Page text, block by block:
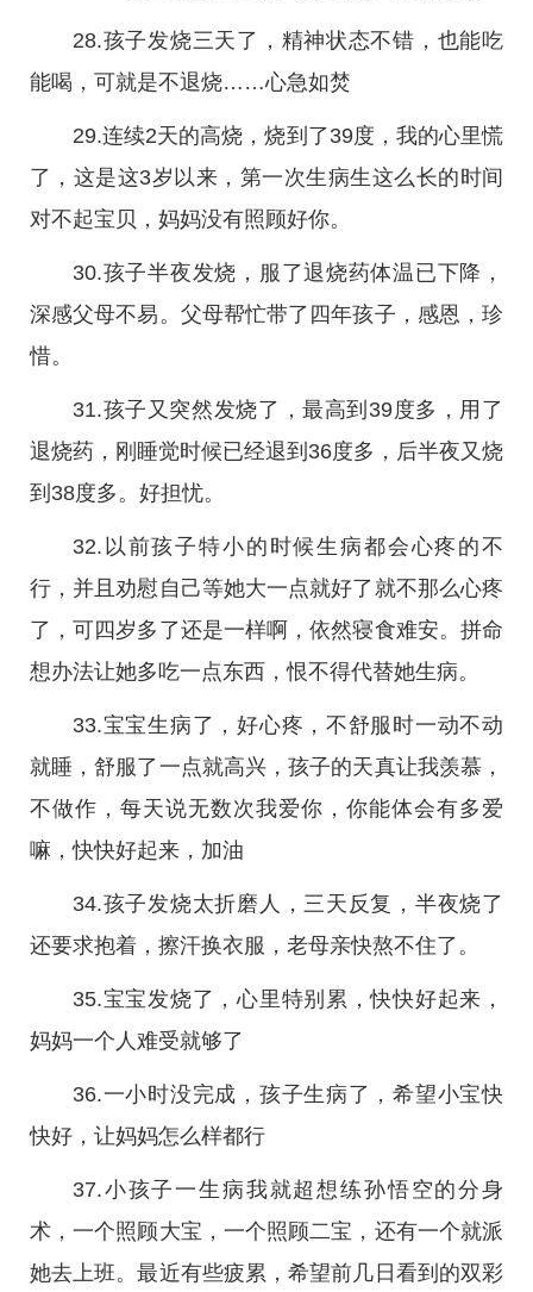
28.孩子发烧三天了，精神状态不错，也能吃
能喝，可就是不退烧……心急如焚
29.连续2天的高烧，烧到了39度，我的心里慌
了，这是这3岁以来，第一次生病生这么长的时间
对不起宝贝，妈妈没有照顾好你。
30.孩子半夜发烧，服了退烧药体温已下降，
深感父母不易。父母帮忙带了四年孩子，感恩，珍
惜。
31.孩子又突然发烧了，最高到39度多，用了
退烧药，刚睡觉时候已经退到36度多，后半夜又烧
到38度多。好担忧。
32.以前孩子特小的时候生病都会心疼的不
行，并且劝慰自己等她大一点就好了就不那么心疼
了，可四岁多了还是一样啊，依然寝食难安。拼命
想办法让她多吃一点东西，恨不得代替她生病。
33.宝宝生病了，好心疼，不舒服时一动不动
就睡，舒服了一点就高兴，孩子的天真让我羡慕，
不做作，每天说无数次我爱你，你能体会有多爱
嘛，快快好起来，加油
34.孩子发烧太折磨人，三天反复，半夜烧了
还要求抱着，擦汗换衣服，老母亲快熬不住了。
35.宝宝发烧了，心里特别累，快快好起来，
妈妈一个人难受就够了
36.一小时没完成，孩子生病了，希望小宝快
快好，让妈妈怎么样都行
37.小孩子一生病我就超想练孙悟空的分身
术，一个照顾大宝，一个照顾二宝，还有一个就派
她去上班。最近有些疲累，希望前几日看到的双彩